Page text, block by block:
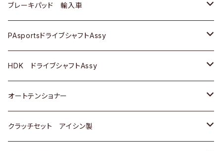
三菱
スバル
ＢＥＮＺ
三菱
スバル
マツダ
三菱
スバル
ダイハツ
マツダ
三菱
スバル
日産
ダイハツ
マツダ
三菱
スバル
日産
ダイハツ
マツダ
三菱
スバル
ホンダ
スズキ
日産
いすゞ
ダイハツ
ＡＵＤＩ
ＢＥＮＺ
ＢＭＷ
GOLF
ＷＡＧＥＮ
ブレーキパッド 輸入車
ＢＥＮＺ
ＢＭＷ
ＷＡＧＥＮ
ＶＯＬＶＯ
PAsportsドライブシャフトAssy
トヨタ
ホンダ
スズキ
HDK ドライブシャフトAssy
スズキ
ダイハツ
オートテンショナー
トヨタ
クラッチセット アイシン製